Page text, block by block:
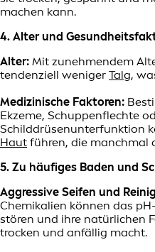
machen kann.
4. Alter und
Alter: Mit zunehmendem
tendenziell weniger Talg,
Medizinische Faktoren:
Ekzeme, Schuppenflechte
Schilddrüsenunterfunktion
Haut führen, die manchmal
5. Zu häufiges Baden und
Aggressive Seifen und
Chemikalien können das
stören und ihre natürlichen
trocken und anfällig macht.